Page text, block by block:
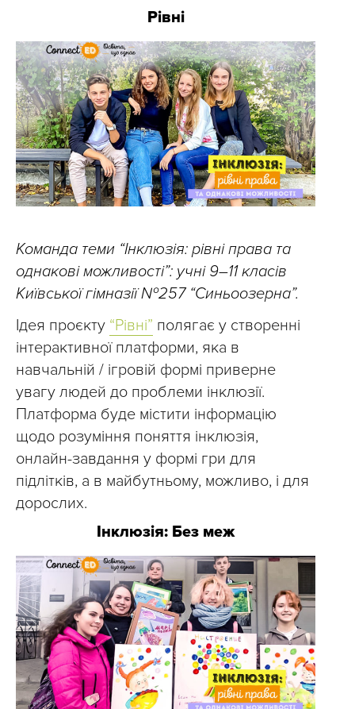
Рівні
Команда теми “Інклюзія: рівні права та
однакові можливості”: учні 9–11 класів
Київської гімназії №257 “Синьоозерна”.
Ідея проєкту “Рівні” полягає у створенні
інтерактивної платформи, яка в
навчальній / ігровій формі приверне
увагу людей до проблеми інклюзії.
Платформа буде містити інформацію
щодо розуміння поняття інклюзія,
онлайн-завдання у формі гри для
підлітків, а в майбутньому, можливо, і для
дорослих.
Інклюзія: Без меж